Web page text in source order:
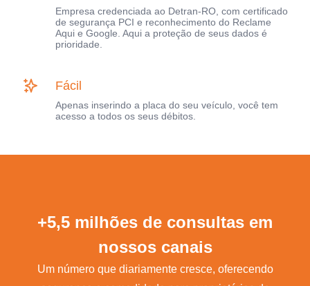
Empresa credenciada ao Detran-RO, com certificado
de segurança PCI e reconhecimento do Reclame
Aqui e Google. Aqui a proteção de seus dados é
prioridade.
Fácil
Apenas inserindo a placa do seu veículo, você tem
acesso a todos os seus débitos.
+5,5 milhões de consultas em
nossos canais
Um número que diariamente cresce, oferecendo